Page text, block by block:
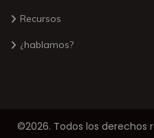
Recursos
¿hablamos?
©2026. Todos los derechos